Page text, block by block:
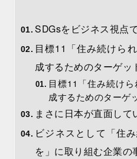
SDGsをビジネス視点
目標11「住み続けら
成するためのターゲッ
目標11「住み続け
成するためのターゲ
まさに日本が直面して
ビジネスとして「住
を」に取り組む企業の